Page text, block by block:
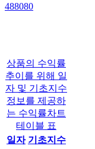
488080
상품의 수익률
추이를 위해 일
자 및 기초지수
정보를 제공하
는 수익률차트
테이블 표
일자 기초지수